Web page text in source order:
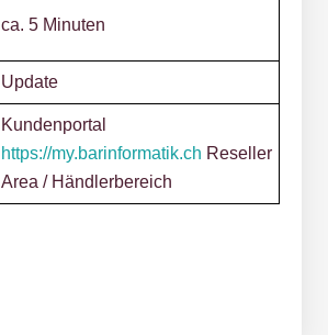
ca. 5 Minuten
Update
Kundenportal
https://my.barinformatik.ch Reseller
Area / Händlerbereich